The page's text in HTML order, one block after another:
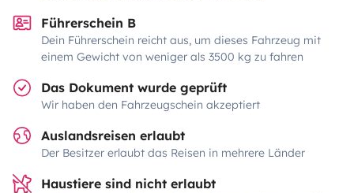
Führerschein B
Dein Führerschein reicht aus, um dieses Fahrzeug mit
einem Gewicht von weniger als 3500 kg zu fahren
Das Dokument wurde geprüft
Wir haben den Fahrzeugschein akzeptiert
Auslandsreisen erlaubt
Der Besitzer erlaubt das Reisen in mehrere Länder
Haustiere sind nicht erlaubt